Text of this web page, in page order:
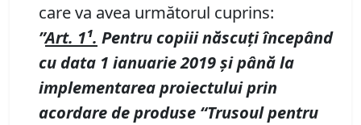
care va avea următorul cuprins:
”Art. 1¹. Pentru copiii născuţi începând
cu data 1 ianuarie 2019 şi până la
implementarea proiectului prin
acordare de produse “Trusoul pentru